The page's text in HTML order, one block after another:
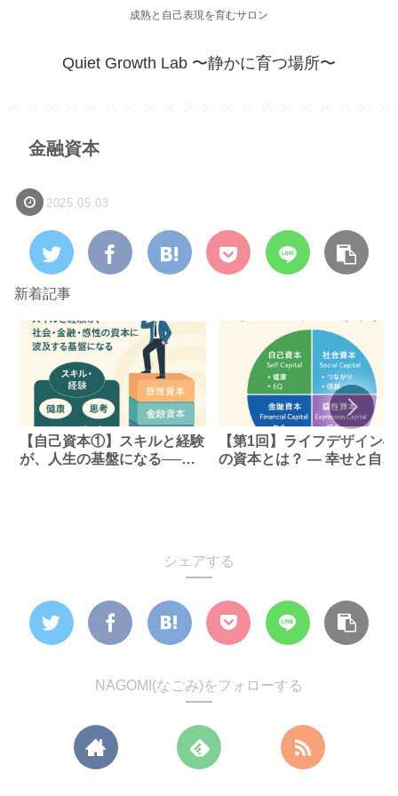
成熟と自己表現を育むサロン
Quiet Growth Lab 〜静かに育つ場所〜
金融資本
2025.05.03
新着記事
【自己資本①】スキルと経験
が、人生の基盤になる──す
【第1回】ライフデザイン4
の資本とは？ ― 幸せと自由
シェアする
NAGOMI(なごみ)をフォローする